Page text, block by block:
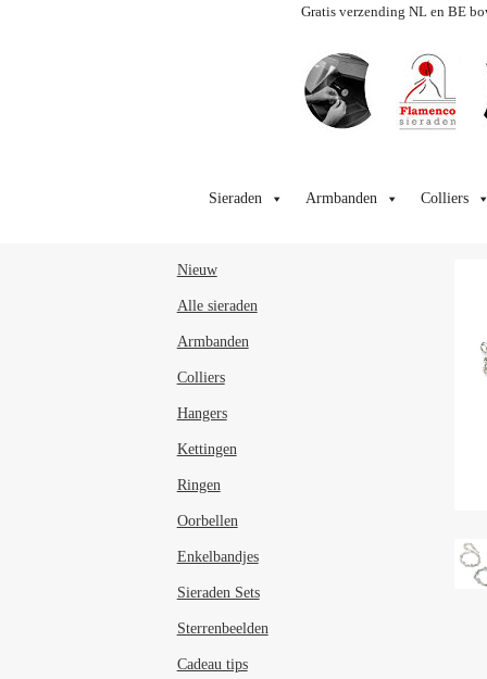
Gratis verzending NL en BE
door
naar
Sieraden Armbanden Colliers
Nieuw
Alle sieraden
Armbanden
Colliers
Hangers
Kettingen
Ringen
Oorbellen
Enkelbandjes
Sieraden Sets
Sterrenbeelden
Cadeau tips